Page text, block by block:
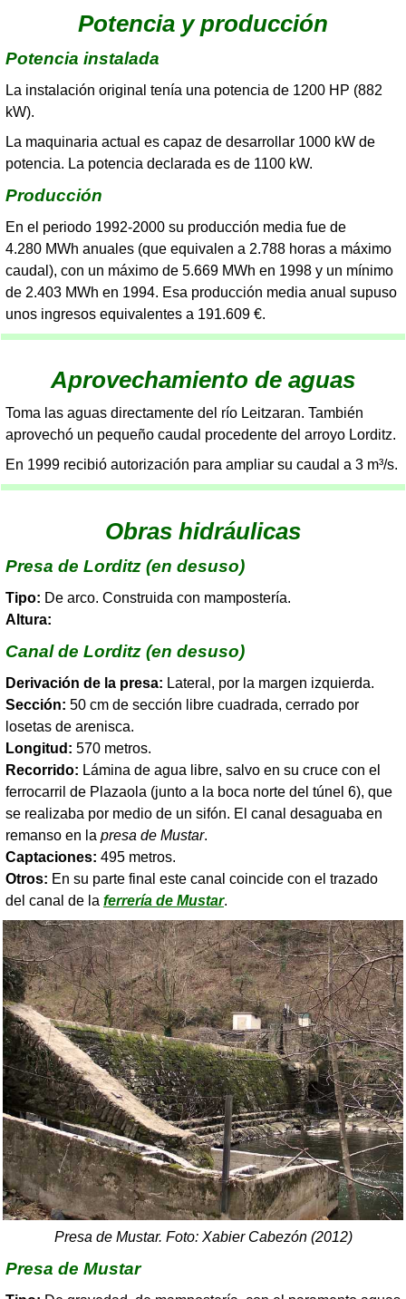
Potencia y producción
Potencia instalada
La instalación original tenía una potencia de 1200 HP (882
kW).
La maquinaria actual es capaz de desarrollar 1000 kW de
potencia. La potencia declarada es de 1100 kW.
Producción
En el periodo 1992-2000 su producción media fue de
4.280 MWh anuales (que equivalen a 2.788 horas a máximo
caudal), con un máximo de 5.669 MWh en 1998 y un mínimo
de 2.403 MWh en 1994. Esa producción media anual supuso
unos ingresos equivalentes a 191.609 €.
Aprovechamiento de aguas
Toma las aguas directamente del río Leitzaran. También
aprovechó un pequeño caudal procedente del arroyo Lorditz.
En 1999 recibió autorización para ampliar su caudal a 3 m³/s.
Obras hidráulicas
Presa de Lorditz (en desuso)
Tipo: De arco. Construida con mampostería.
Altura:
Canal de Lorditz (en desuso)
Derivación de la presa: Lateral, por la margen izquierda.
Sección: 50 cm de sección libre cuadrada, cerrado por
losetas de arenisca.
Longitud: 570 metros.
Recorrido: Lámina de agua libre, salvo en su cruce con el
ferrocarril de Plazaola (junto a la boca norte del túnel 6), que
se realizaba por medio de un sifón. El canal desaguaba en
remanso en la presa de Mustar.
Captaciones: 495 metros.
Otros: En su parte final este canal coincide con el trazado
del canal de la ferrería de Mustar.
Presa de Mustar. Foto: Xabier Cabezón (2012)
Presa de Mustar